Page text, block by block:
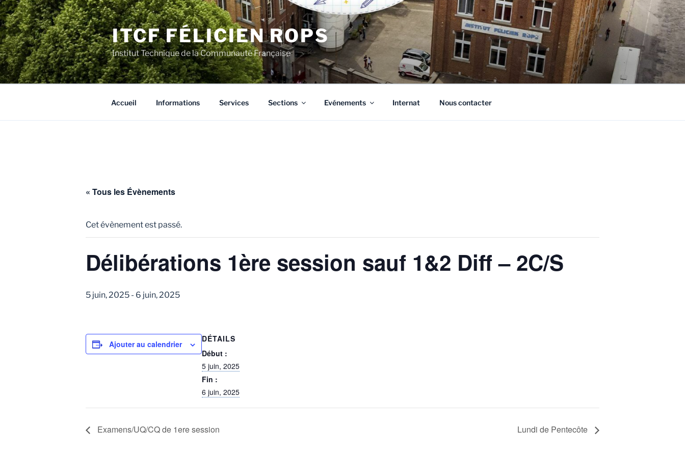
Aller
au
contenu
principal
ITCF FÉLICIEN ROPS
Institut Technique de la Communauté Française
Accueil Informations Services Sections Evénements Internat Nous contacter
« Tous les Évènements
Cet évènement est passé.
Délibérations 1ère session sauf 1&2 Diff – 2C/S
5 juin, 2025 - 6 juin, 2025
Ajouter au calendrier
DÉTAILS
Début :
5 juin, 2025
Fin :
6 juin, 2025
Examens/UQ/CQ de 1ere session Lundi de Pentecôte